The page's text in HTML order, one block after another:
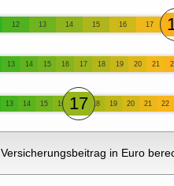
12 13 14 15 16 17
13 14 15 16 17 18 19 20 21
13 14 15 16 17 18 19 20 21 22
Versicherungsbeitrag in Euro